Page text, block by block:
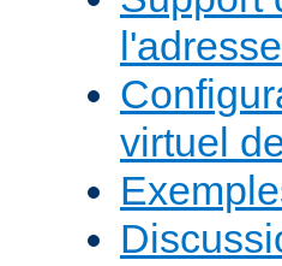
virtuel